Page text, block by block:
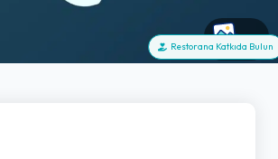
+2
Restorana Katkıda Bulun